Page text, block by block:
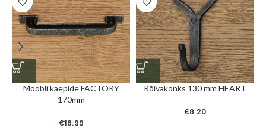
Mööbli käepide FACTORY
170mm
€16.99
Rõivakonks 130 mm HEART
€8.20